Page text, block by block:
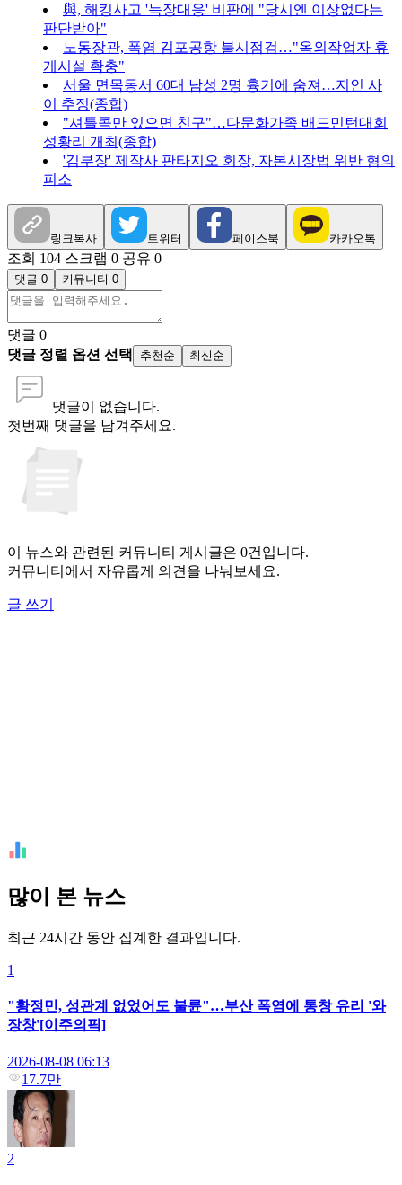
與, 해킹사고 '늑장대응' 비판에 "당시엔 이상없다는
판단받아"
노동장관, 폭염 김포공항 불시점검…"옥외작업자 휴
게시설 확충"
서울 면목동서 60대 남성 2명 흉기에 숨져…지인 사
이 추정(종합)
"셔틀콕만 있으면 친구"…다문화가족 배드민턴대회
성황리 개최(종합)
'김부장' 제작사 판타지오 회장, 자본시장법 위반 혐의
피소
링크복사 트위터 페이스북 카카오톡
조회 104 스크랩 0 공유 0
댓글 0 커뮤니티 0
댓글 0
댓글 정렬 옵션 선택
추천순 최신순
댓글이 없습니다.
첫번째 댓글을 남겨주세요.
이 뉴스와 관련된 커뮤니티 게시글은 0건입니다.
커뮤니티에서 자유롭게 의견을 나눠보세요.
글 쓰기
많이 본 뉴스
최근 24시간 동안 집계한 결과입니다.
1
"황정민, 성관계 없었어도 불륜"…부산 폭염에 통창 유리 '와
장창'[이주의픽]
2026-08-08 06:13
17.7만
2